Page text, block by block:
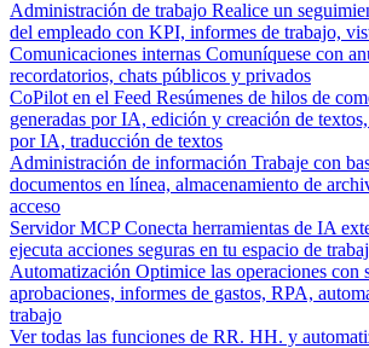
Administración de trabajo Realice un
del empleado con KPI, informes de trabajo,
Comunicaciones internas Comuníquese con
recordatorios, chats públicos y privados
CoPilot en el Feed Resúmenes de hilos de
generadas por IA, edición y creación de textos,
por IA, traducción de textos
Administración de información Trabaje con
documentos en línea, almacenamiento de
acceso
Servidor MCP Conecta herramientas de IA
ejecuta acciones seguras en tu espacio de
Automatización Optimice las operaciones con
aprobaciones, informes de gastos, RPA,
trabajo
Ver todas las funciones de RR. HH. y